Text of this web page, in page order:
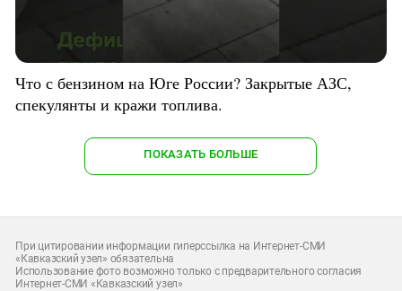
Что с бензином на Юге России? Закрытые АЗС,
спекулянты и кражи топлива.
ПОКАЗАТЬ БОЛЬШЕ
При цитировании информации гиперссылка на Интернет-СМИ
«Кавказский узел» обязательна
Использование фото возможно только с предварительного согласия
Интернет-СМИ «Кавказский узел»